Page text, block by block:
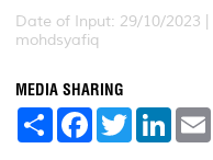
Date of Input: 29/10/2023 |
mohdsyafiq
MEDIA SHARING
S
F
a
T
w
L